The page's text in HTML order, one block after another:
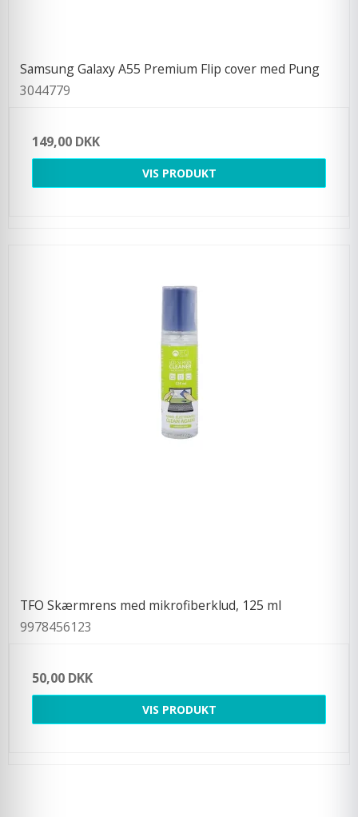
Samsung Galaxy A55 Premium Flip cover med Pung
3044779
149,00 DKK
VIS PRODUKT
TFO Skærmrens med mikrofiberklud, 125 ml
9978456123
50,00 DKK
VIS PRODUKT